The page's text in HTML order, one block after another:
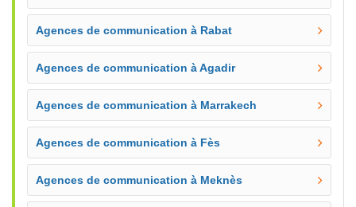
Agences de communication à Rabat
Agences de communication à Agadir
Agences de communication à Marrakech
Agences de communication à Fès
Agences de communication à Meknès